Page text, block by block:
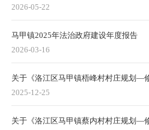
2026-05-22
马甲镇2025年法治政府建设年度报告
2026-03-16
关于《洛江区马甲镇梧峰村村庄规划—
2025-12-25
关于《洛江区马甲镇蔡内村村庄规划—